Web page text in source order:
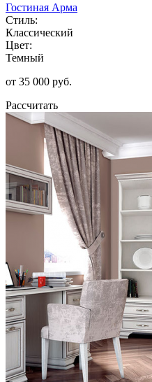
Гостиная Арма
Стиль:
Классический
Цвет:
Темный
от 35 000 руб.
Рассчитать